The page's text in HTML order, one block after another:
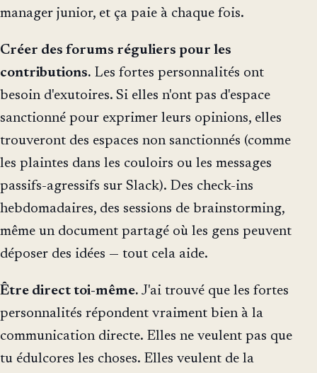
manager junior, et ça paie à chaque fois.
Créer des forums réguliers pour les
contributions. Les fortes personnalités ont
besoin d'exutoires. Si elles n'ont pas d'espace
sanctionné pour exprimer leurs opinions, elles
trouveront des espaces non sanctionnés (comme
les plaintes dans les couloirs ou les messages
passifs-agressifs sur Slack). Des check-ins
hebdomadaires, des sessions de brainstorming,
même un document partagé où les gens peuvent
déposer des idées — tout cela aide.
Être direct toi-même. J'ai trouvé que les fortes
personnalités répondent vraiment bien à la
communication directe. Elles ne veulent pas que
tu édulcores les choses. Elles veulent de la